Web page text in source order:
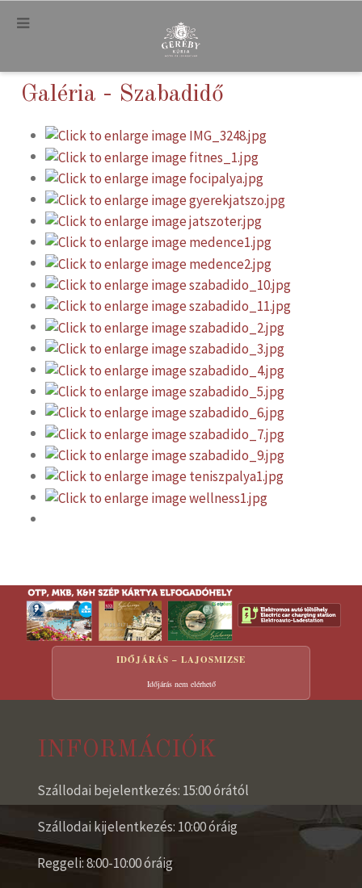
.
Galéria - Szabadidő
IDŐJÁRÁS – LAJOSMIZSE
Időjárás nem elérhető
INFORMÁCIÓK
Szállodai bejelentkezés: 15:00 órától
Szállodai kijelentkezés: 10:00 óráig
Reggeli: 8:00-10:00 óráig